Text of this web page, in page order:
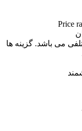
Price
می باشد. گزینه ها